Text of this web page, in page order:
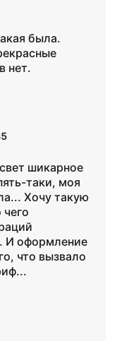
была.
нет.
шикарное
таки, моя
Хочу такую
И оформление
что вызвало